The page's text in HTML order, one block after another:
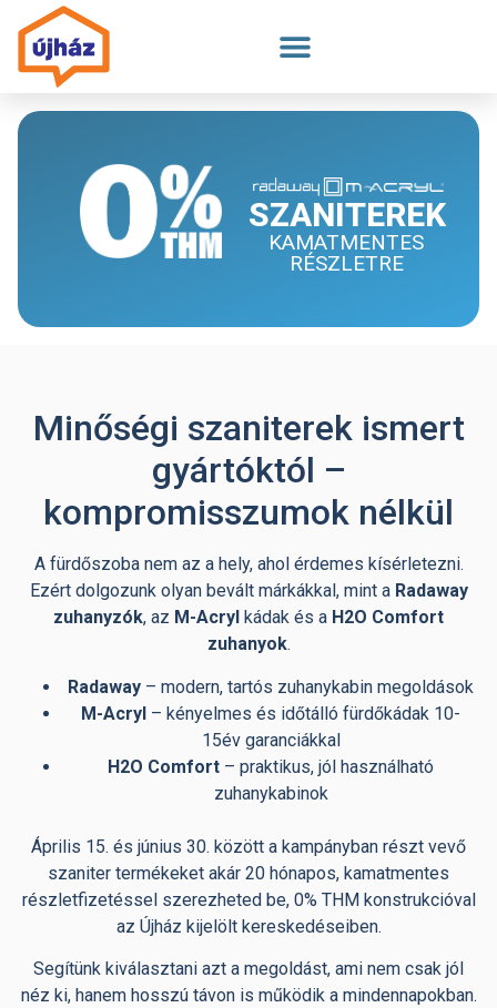
SZANITEREK
KAMATMENTES
RÉSZLETRE
Minőségi szaniterek ismert
gyártóktól –
kompromisszumok nélkül
A fürdőszoba nem az a hely, ahol érdemes kísérletezni.
Ezért dolgozunk olyan bevált márkákkal, mint a Radaway
zuhanyzók, az M-Acryl kádak és a H 2O Comfort
zuhanyok.
Radaway – modern, tartós zuhanykabin megoldások
M-Acryl – kényelmes és időtálló fürdőkádak 10-
15év garanciákkal
H2O Comfort – praktikus, jól használható
zuhanykabinok
Április 15. és június 30. között a kampányban részt vevő
szaniter termékeket akár 20 hónapos, kamatmentes
részletfizetéssel szerezheted be, 0% THM konstrukcióval
az Újház kijelölt kereskedéseiben.
Segítünk kiválasztani azt a megoldást, ami nem csak jól
néz ki, hanem hosszú távon is működik a mindennapokban.